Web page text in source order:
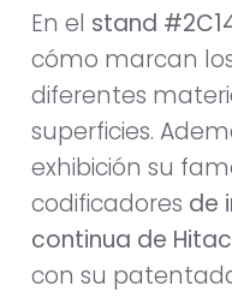
En el stand
cómo marcan
diferentes
superficies.
exhibición su
codificadores de
continua de
con su